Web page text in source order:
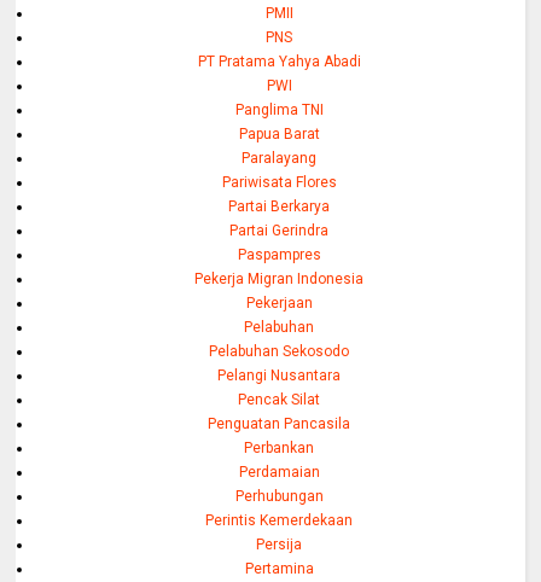
PMII
PNS
PT Pratama Yahya Abadi
PWI
Panglima TNI
Papua Barat
Paralayang
Pariwisata Flores
Partai Berkarya
Partai Gerindra
Paspampres
Pekerja Migran Indonesia
Pekerjaan
Pelabuhan
Pelabuhan Sekosodo
Pelangi Nusantara
Pencak Silat
Penguatan Pancasila
Perbankan
Perdamaian
Perhubungan
Perintis Kemerdekaan
Persija
Pertamina